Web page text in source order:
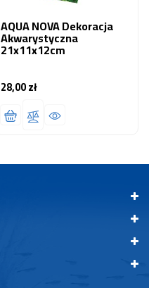
AQUA NOVA Dekoracja
Akwarystyczna
21x11x12cm
28,00 złCena